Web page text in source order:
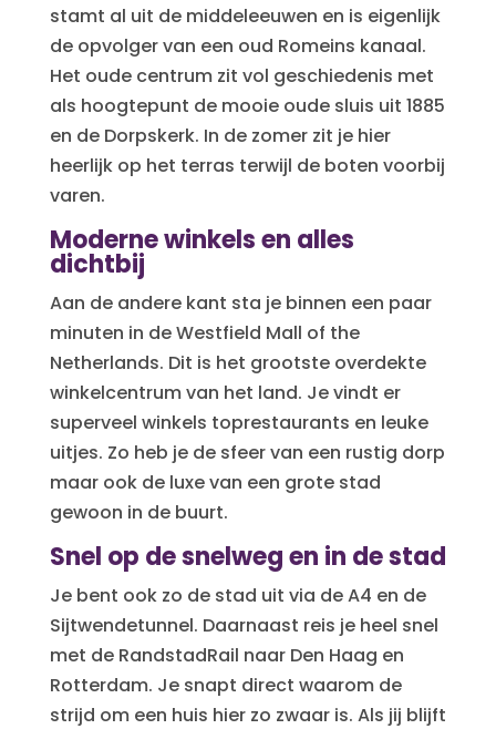
stamt al uit de middeleeuwen en is eigenlijk
de opvolger van een oud Romeins kanaal.
Het oude centrum zit vol geschiedenis met
als hoogtepunt de mooie oude sluis uit 1885
en de Dorpskerk. In de zomer zit je hier
heerlijk op het terras terwijl de boten voorbij
varen.
Moderne winkels en alles
dichtbij
Aan de andere kant sta je binnen een paar
minuten in de Westfield Mall of the
Netherlands. Dit is het grootste overdekte
winkelcentrum van het land. Je vindt er
superveel winkels toprestaurants en leuke
uitjes. Zo heb je de sfeer van een rustig dorp
maar ook de luxe van een grote stad
gewoon in de buurt.
Snel op de snelweg en in de stad
Je bent ook zo de stad uit via de A4 en de
Sijtwendetunnel. Daarnaast reis je heel snel
met de RandstadRail naar Den Haag en
Rotterdam. Je snapt direct waarom de
strijd om een huis hier zo zwaar is. Als jij blijft